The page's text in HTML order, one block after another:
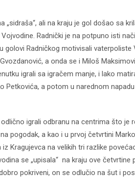
ali na kraju je gol došao sa
Radnički je na potpuno isti
golovi Radničkog motivisali vaterpoliste
a onda se i Miloš
igrali sa igračem manje, i lako
Petkovića, a potom u narednom
igrali odbranu na centrima što je
pogodak, a kao i u prvoj četvrtini
Kragujevca na velikih tri razlike
se „upisala“ na kraju ove četvrtine
pokriveni, on se odlučio na šut i